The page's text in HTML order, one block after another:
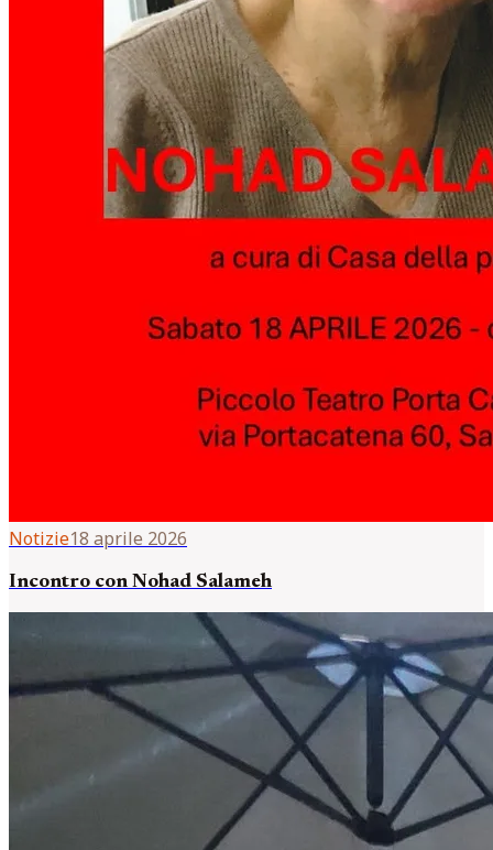
Notizie18 aprile 2026
Incontro con Nohad Salameh